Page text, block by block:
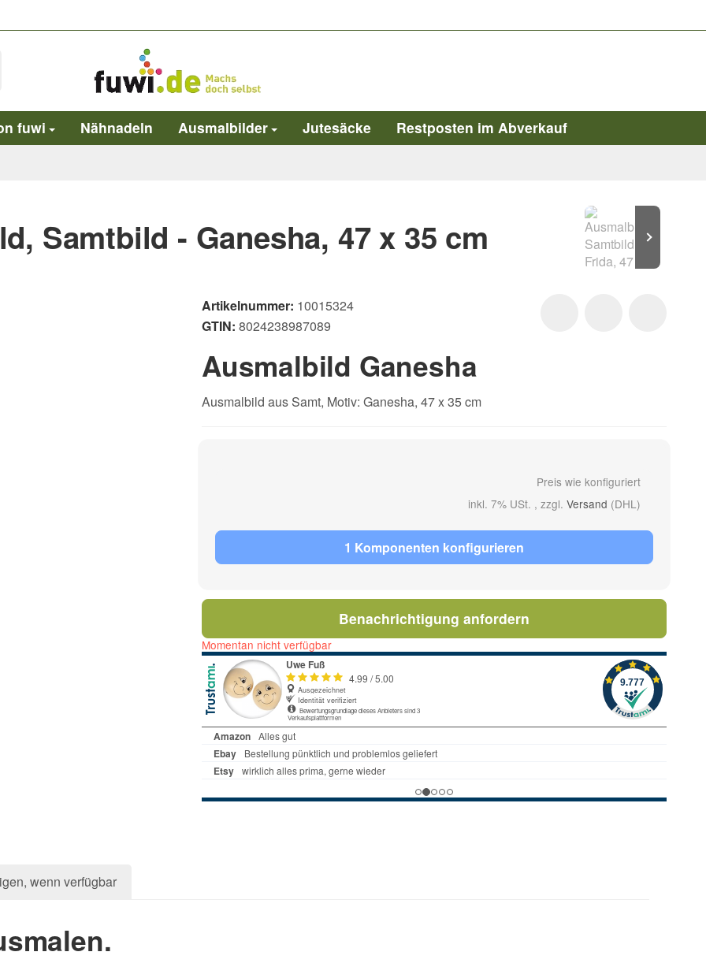
fuwi Nähnadeln Ausmalbilder Jutesäcke Restposten im Abverkauf
Samtbild - Ganesha, 47 x 35 cm
Artikelnummer: 10015324
GTIN: 8024238987089
Ausmalbild Ganesha
Ausmalbild aus Samt, Motiv: Ganesha, 47 x 35 cm
Momentan nicht verfügbar
Preis wie konfiguriert
inkl. 7% USt. , zzgl. Versand (DHL)
1 Komponenten konfigurieren
Benachrichtigung anfordern
wenn verfügbar